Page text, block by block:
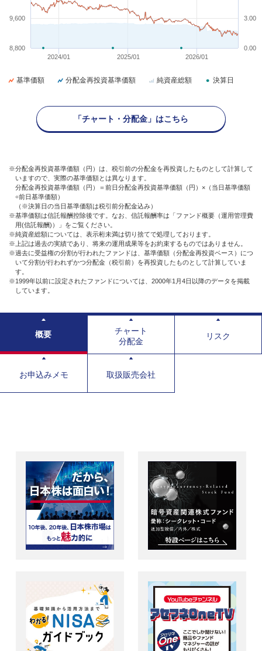
2024/01 2025/01 2026/01
8,800
9,600
0.00
3.00
基準価額 分配金再投資基準価額 純資産総額 決算日
「チャート・分配金」はこちら
※分配金再投資基準価額（円）は、税引前の分配金を再投資したものとして計算して
いますので、実際の基準価額とは異なります。
分配金再投資基準価額（円）＝前日分配金再投資基準価額（円）×（当日基準価額
÷前日基準価額）
（※決算日の当日基準価額は税引前分配金込み）
※基準価額は信託報酬控除後です。なお、信託報酬率は「ファンド概要（運用管理費
用(信託報酬)）」をご覧ください。
※純資産総額については、表示桁未満は切り捨てで処理しております。
※上記は過去の実績であり、将来の運用成果等をお約束するものではありません。
※過去に受益権の分割が行われたファンドは、基準価額（分配金再投資ベース）につ
いて分割が行われずかつ分配金（税引前）を再投資したものとして計算していま
す。
※1999年以前に設定されたファンドについては、2000年1月4日以降のデータを掲載
しています。
概要
チャート
分配金
リスク
お申込みメモ 取扱販売会社